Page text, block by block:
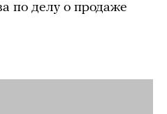
по делу о продаже